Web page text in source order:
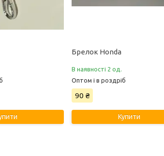
Брелок Honda
В наявності 2 од.
Оптом і в роздріб
90 ₴
Купити